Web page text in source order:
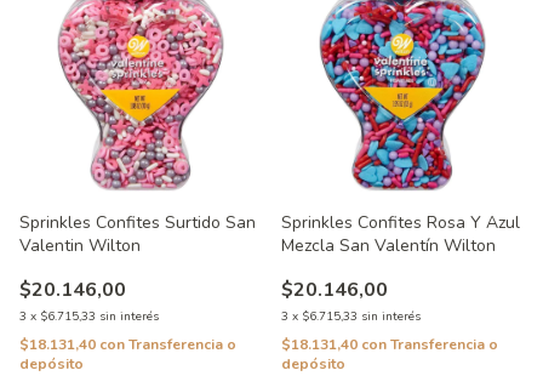
Sprinkles Confites Surtido San
Valentin Wilton
$20.146,00
3 x $6.715,33 sin interés
$18.131,40 conTransferencia o
depósito
Sprinkles Confites Rosa Y Azul
Mezcla San Valentín Wilton
$20.146,00
3 x $6.715,33 sin interés
$18.131,40 conTransferencia o
depósito